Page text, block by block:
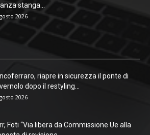
stanga...
2026
riapre in sicurezza il ponte di
dopo il restyling...
2026
Foti “Via libera da Commissione Ue alla